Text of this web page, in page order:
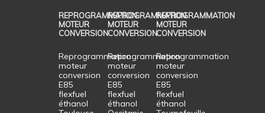
REPROGRAMMATION
MOTEUR
CONVERSION
Reprogrammation
moteur
conversion
E85
flexfuel
éthanol
REPROGRAMMATION
MOTEUR
CONVERSION
Reprogrammation
moteur
conversion
E85
flexfuel
éthanol
REPROGRAMMATION
MOTEUR
CONVERSION
Reprogrammation
moteur
conversion
E85
flexfuel
éthanol